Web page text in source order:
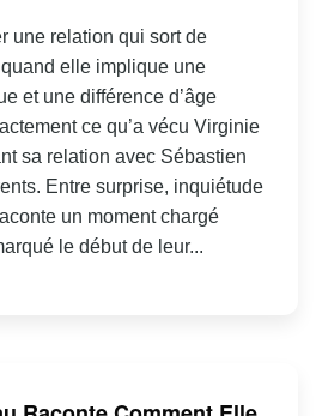
une relation qui sort de
quand elle implique une
et une différence d’âge
ce qu’a vécu Virginie
sa relation avec Sébastien
Entre surprise, inquiétude
un moment chargé
le début de leur...